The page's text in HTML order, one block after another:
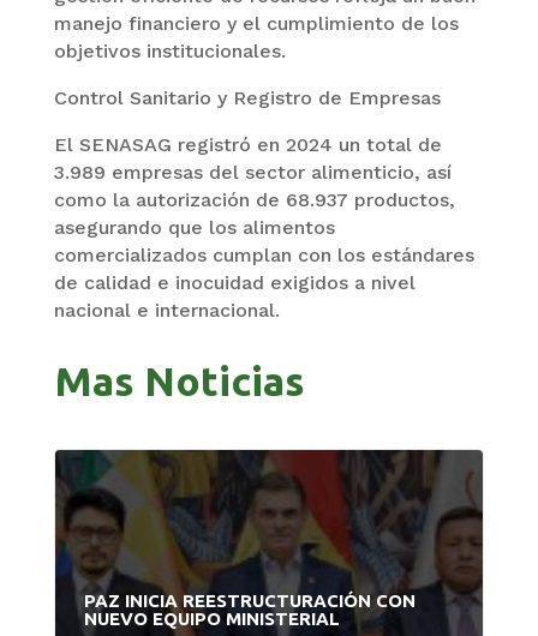
manejo financiero y el cumplimiento de los
objetivos institucionales.
Control Sanitario y Registro de Empresas
El SENASAG registró en 2024 un total de
3.989 empresas del sector alimenticio, así
como la autorización de 68.937 productos,
asegurando que los alimentos
comercializados cumplan con los estándares
de calidad e inocuidad exigidos a nivel
nacional e internacional.
Mas Noticias
PAZ INICIA REESTRUCTURACIÓN CON
NUEVO EQUIPO MINISTERIAL